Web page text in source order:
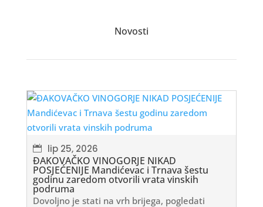
Novosti
lip 25, 2026
ĐAKOVAČKO VINOGORJE NIKAD
POSJEĆENIJE Mandićevac i Trnava šestu
godinu zaredom otvorili vrata vinskih
podruma
Dovoljno je stati na vrh brijega, pogledati